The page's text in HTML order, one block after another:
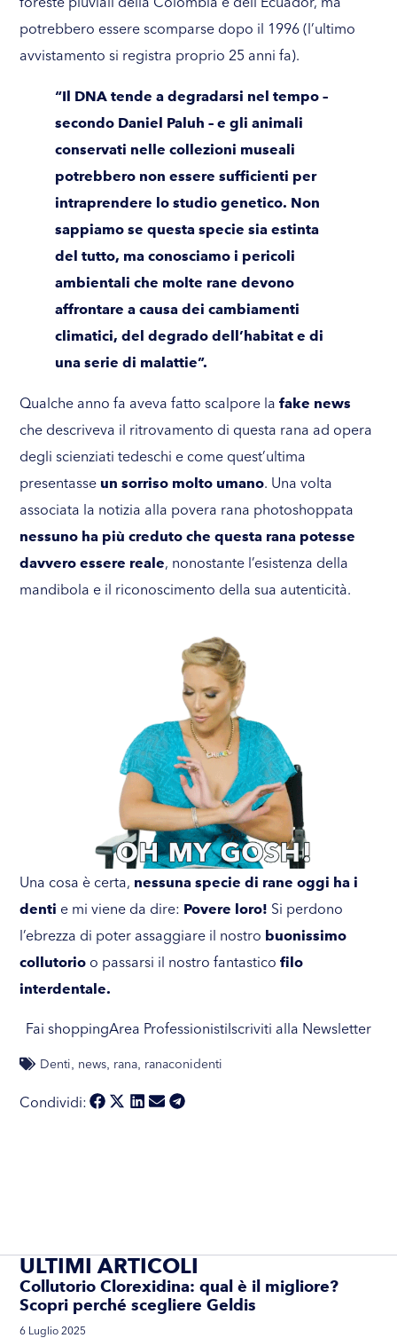
potrebbero essere scomparse dopo il 1996 (l’ultimo
avvistamento si registra proprio 25 anni fa).
“Il DNA tende a degradarsi nel tempo –
secondo Daniel Paluh – e gli animali
conservati nelle collezioni museali
potrebbero non essere sufficienti per
intraprendere lo studio genetico. Non
sappiamo se questa specie sia estinta
del tutto, ma conosciamo i pericoli
ambientali che molte rane devono
affrontare a causa dei cambiamenti
climatici, del degrado dell’habitat e di
una serie di malattie”.
Qualche anno fa aveva fatto scalpore lafake news
che descriveva il ritrovamento di questa rana ad opera
degli scienziati tedeschi e come quest’ultima
presentasse un sorriso molto umano. Una volta
associata la notizia alla povera rana photoshoppata
nessuno ha più creduto che questa rana potesse
davvero essere reale, nonostante l’esistenza della
mandibola e il riconoscimento della sua autenticità.
Una cosa è certa, nessuna specie di rane oggi ha i
denti e mi viene da dire: Povere loro! Si perdono
l’ebrezza di poter assaggiare il nostro buonissimo
collutorio o passarsi il nostro fantastico filo
interdentale.
Fai shoppingArea ProfessionistiIscriviti alla Newsletter
Denti news rana ranaconidenti
Condividi:
ULTIMI ARTICOLI
Collutorio Clorexidina: qual è il migliore?
Scopri perché scegliere Geldis
6 Luglio 2025